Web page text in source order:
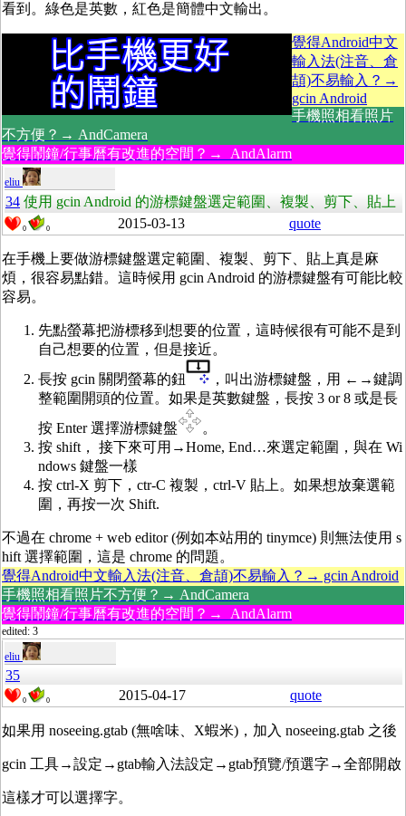
看到。綠色是英數，紅色是簡體中文輸出。
覺得Android中文
輸入法(注音、倉
頡)不易輸入？→
gcin Android
手機照相看照片
不方便？→ AndCamera
覺得鬧鐘/行事曆有改進的空間？→ AndAlarm
eliu
34 使用 gcin Android 的游標鍵盤選定範圍、複製、剪下、貼上
0 0 2015-03-13 quote
在手機上要做游標鍵盤選定範圍、複製、剪下、貼上真是麻
煩，很容易點錯。這時候用 gcin Android 的游標鍵盤有可能比較
容易。
先點螢幕把游標移到想要的位置，這時候很有可能不是到
自己想要的位置，但是接近。
長按 gcin 關閉螢幕的鈕
，叫出游標鍵盤，用 ←→鍵調
整範圍開頭的位置。如果是英數鍵盤，長按 3 or 8 或是長
按 Enter 選擇游標鍵盤
。
按 shift， 接下來可用→Home, End…來選定範圍，與在 Wi
ndows 鍵盤一樣
按 ctrl-X 剪下，ctr-C 複製，ctrl-V 貼上。如果想放棄選範
圍，再按一次 Shift.
不過在 chrome + web editor (例如本站用的 tinymce) 則無法使用 s
hift 選擇範圍，這是 chrome 的問題。
覺得Android中文輸入法(注音、倉頡)不易輸入？→ gcin Android
手機照相看照片不方便？→ AndCamera
覺得鬧鐘/行事曆有改進的空間？→ AndAlarm
edited: 3
eliu
35
0 0 2015-04-17 quote
如果用 noseeing.gtab (無啥味、X蝦米)，加入 noseeing.gtab 之後
gcin 工具→設定→gtab輸入法設定→gtab預覽/預選字→全部開啟
這樣才可以選擇字。